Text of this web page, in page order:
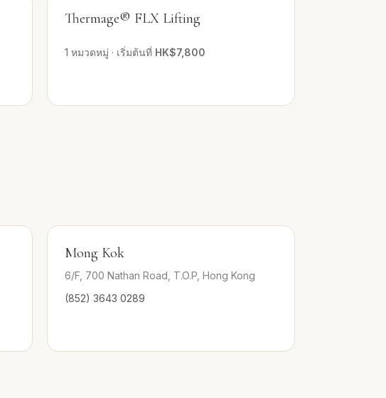
Thermage® FLX Lifting
1 หมวดหมู่ · เริ่มต้นที่ HK$7,800
Mong Kok
6/F, 700 Nathan Road, T.O.P, Hong Kong
(852) 3643 0289